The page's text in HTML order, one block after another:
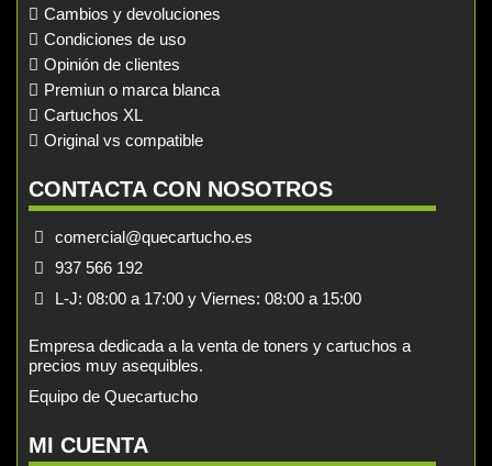
Cambios y devoluciones
Condiciones de uso
Opinión de clientes
Premiun o marca blanca
Cartuchos XL
Original vs compatible
CONTACTA CON NOSOTROS
comercial@quecartucho.es
937 566 192
L-J: 08:00 a 17:00 y Viernes: 08:00 a 15:00
Empresa dedicada a la venta de toners y cartuchos a
precios muy asequibles.
Equipo de Quecartucho
MI CUENTA